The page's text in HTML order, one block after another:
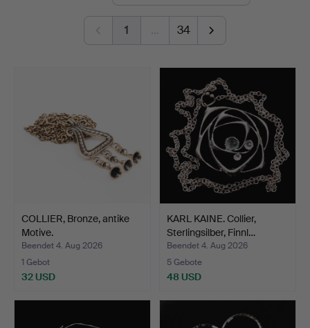
1 … 34
COLLIER, Bronze, antike
Motive.
Beendet 4. Aug 2026
1 Gebot
32 USD
KARL KAINE. Collier,
Sterlingsilber, Finnl…
Beendet 4. Aug 2026
5 Gebote
48 USD